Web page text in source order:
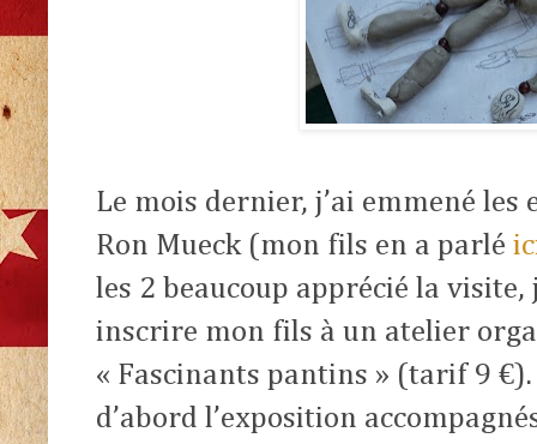
Le mois dernier, j’ai emmené
Ron Mueck (mon fils en a parlé
les 2 beaucoup apprécié la
inscrire mon fils à un atelier
« Fascinants pantins » (tarif 9
d’abord l’exposition